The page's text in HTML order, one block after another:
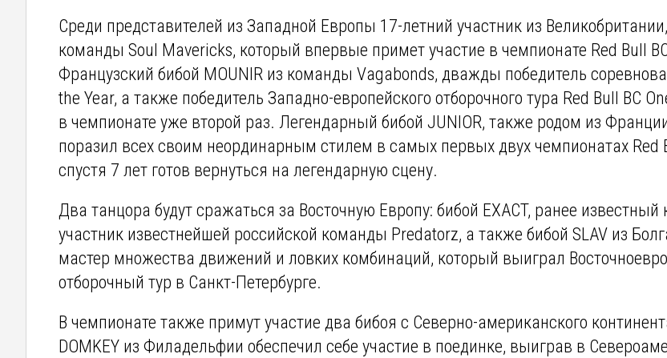
Среди представителей из Западной Европы 17-летний участник из
команды Soul Mavericks, который впервые примет участие в чемпионате Red Bull
Французский бибой MOUNIR из команды Vagabonds, дважды победитель
the Year, а также победитель Западно-европейского отборочного тура Red Bull BC
в чемпионате уже второй раз. Легендарный бибой JUNIOR, также родом из
поразил всех своим неординарным стилем в самых первых двух чемпионатах Red
спустя 7 лет готов вернуться на легендарную сцену.
Два танцора будут сражаться за Восточную Европу: бибой EXACT, ранее известный
участник известнейшей российской команды Predatorz, а также бибой SLAV из
мастер множества движений и ловких комбинаций, который выиграл
отборочный тур в Санкт-Петербурге.
В чемпионате также примут участие два бибоя с Северно-американского
DOMKEY из Филадельфии обеспечил себе участие в поединке, выиграв в